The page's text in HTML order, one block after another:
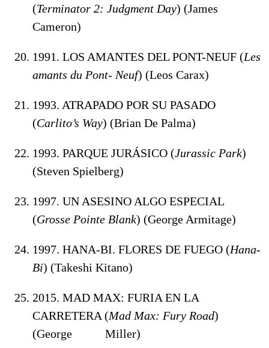
(Terminator 2: Judgment Day) (James
Cameron)
1991. LOS AMANTES DEL PONT-NEUF (Les
amants du Pont- Neuf) (Leos Carax)
1993. ATRAPADO POR SU PASADO
(Carlito’s Way) (Brian De Palma)
1993. PARQUE JURÁSICO (Jurassic Park)
(Steven Spielberg)
1997. UN ASESINO ALGO ESPECIAL
(Grosse Pointe Blank) (George Armitage)
1997. HANA-BI. FLORES DE FUEGO (Hana-
Bi) (Takeshi Kitano)
2015. MAD MAX: FURIA EN LA
CARRETERA (Mad Max: Fury Road)
(George Miller)